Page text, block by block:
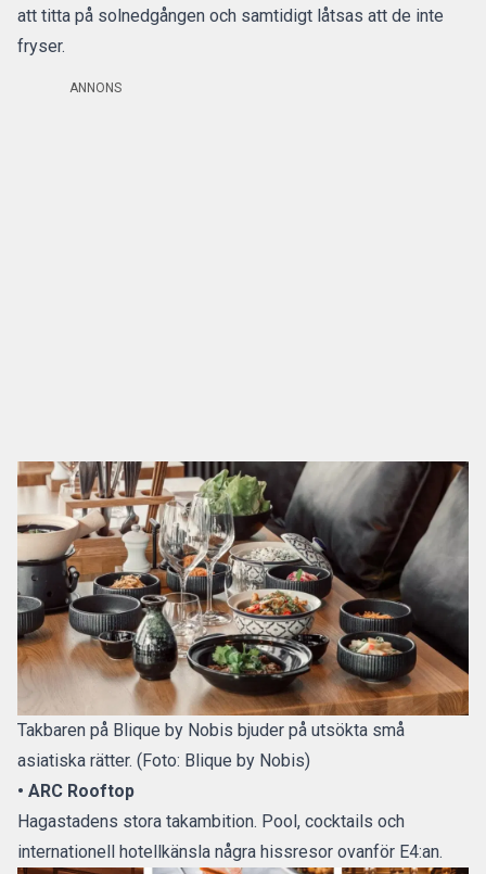
att titta på solnedgången och samtidigt låtsas att de inte
fryser.
ANNONS
Takbaren på Blique by Nobis bjuder på utsökta små
asiatiska rätter. (Foto: Blique by Nobis)
• ARC Rooftop
Hagastadens stora takambition. Pool, cocktails och
internationell hotellkänsla några hissresor ovanför E4:an.